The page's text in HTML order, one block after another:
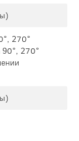
270°
90°, 270°